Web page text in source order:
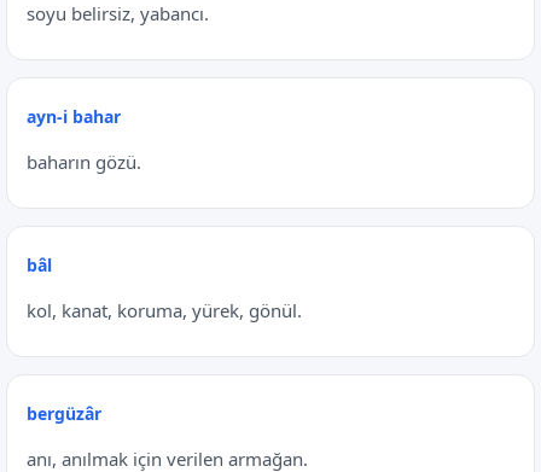
soyu belirsiz, yabancı.
ayn-i bahar
baharın gözü.
bâl
kol, kanat, koruma, yürek, gönül.
bergüzâr
anı, anılmak için verilen armağan.